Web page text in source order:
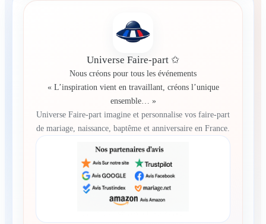
Universe Faire-part ✩
Nous créons pour tous les événements
« L’inspiration vient en travaillant, créons l’unique
ensemble… »
Universe Faire-part imagine et personnalise vos faire-part
de mariage, naissance, baptême et anniversaire en France.